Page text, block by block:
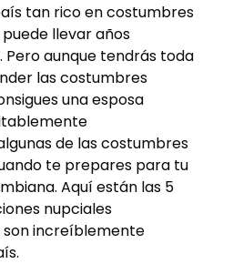
tan rico en costumbres
llevar años
Pero aunque tendrás toda
las costumbres
una esposa
de las costumbres
te prepares para tu
Aquí están las 5
nupciales
increíblemente